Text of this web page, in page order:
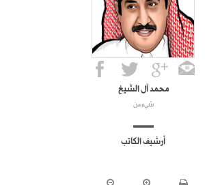
محمد آل الشيخ
شيء من
أرشيف الكاتب